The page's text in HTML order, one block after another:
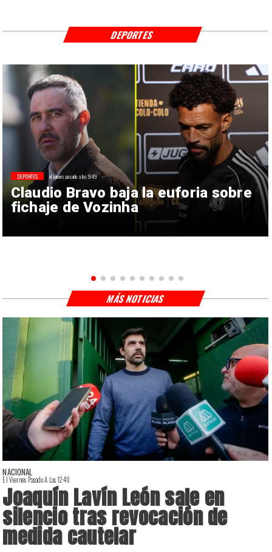
Claudio Bravo baja la euforia sobre
fichaje de Vozinha
DEPORTES el jueves pasado a las 9:49
DEPORTES
NACIONAL
El Viernes Pasado A Las 12:40
Joaquín Lavín León sale en
silencio tras revocación de
medida cautelar
MÁS NOTICIAS